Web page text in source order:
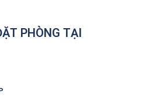
PHÒNG TẠI